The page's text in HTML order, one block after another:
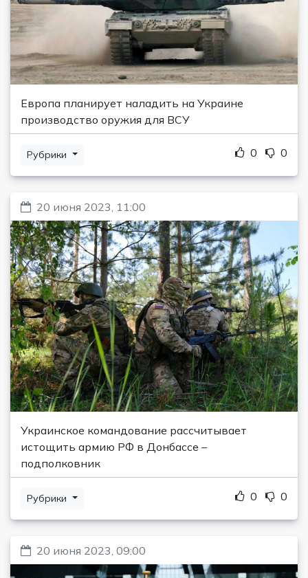
Европа планирует наладить на Украине
производство оружия для ВСУ
Рубрики 0 0
20 июня 2023, 11:00
Украинское командование рассчитывает
истощить армию РФ в Донбассе –
подполковник
Рубрики 0 0
20 июня 2023, 09:00